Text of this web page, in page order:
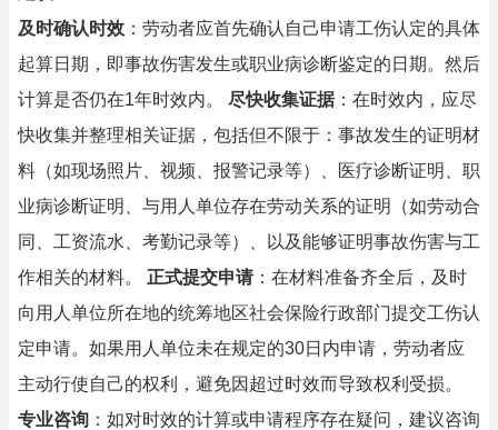
及时确认时效 ：劳动者应首先确认自己申请工伤认定的具体
起算日期，即事故伤害发生或职业病诊断鉴定的日期。然后
计算是否仍在1年时效内。 尽快收集证据：在时效内，应尽
快收集并整理相关证据，包括但不限于：事故发生的证明材
料（如现场照片、视频、报警记录等）、医疗诊断证明、职
业病诊断证明、与用人单位存在劳动关系的证明（如劳动合
同、工资流水、考勤记录等）、以及能够证明事故伤害与工
作相关的材料。 正式提交申请：在材料准备齐全后，及时
向用人单位所在地的统筹地区社会保险行政部门提交工伤认
定申请。如果用人单位未在规定的30日内申请，劳动者应
主动行使自己的权利，避免因超过时效而导致权利受损。
专业咨询 ：如对时效的计算或申请程序存在疑问，建议咨询